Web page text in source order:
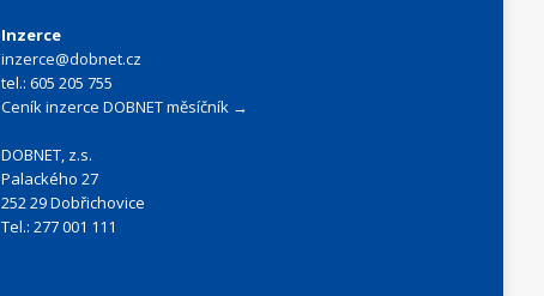
Inzerce
inzerce@dobnet.cz
tel.: 605 205 755
Ceník inzerce DOBNET měsíčník →
DOBNET, z.s.
Palackého 27
252 29 Dobřichovice
Tel.: 277 001 111